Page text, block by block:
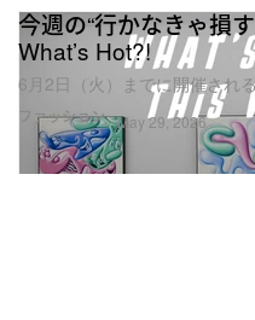
ファッション
今週の“行かなきゃ損
What’s Hot?!
6月2日（火）までに開催され
May 29, 2026